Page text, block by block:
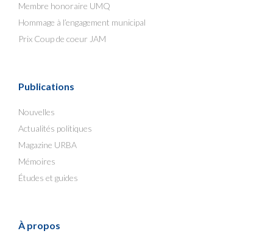
Membre honoraire UMQ
Hommage à l’engagement municipal
Prix Coup de coeur JAM
Publications
Nouvelles
Actualités politiques
Magazine URBA
Mémoires
Études et guides
À propos